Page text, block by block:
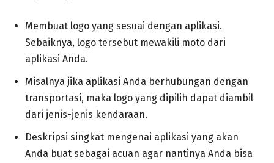
Membuat logo yang sesuai dengan aplikasi.
Sebaiknya, logo tersebut mewakili moto dari
aplikasi Anda.
Misalnya jika aplikasi Anda berhubungan dengan
transportasi, maka logo yang dipilih dapat diambil
dari jenis-jenis kendaraan.
Deskripsi singkat mengenai aplikasi yang akan
Anda buat sebagai acuan agar nantinya Anda bisa